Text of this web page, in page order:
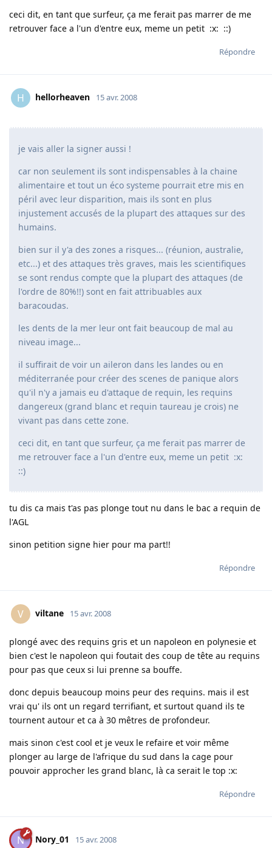
ceci dit, en tant que surfeur, ça me ferait pas marrer de me
retrouver face a l'un d'entre eux, meme un petit :x: ::)
Répondre
H hellorheaven 15 avr. 2008
je vais aller la signer aussi !
car non seulement ils sont indispensables à la chaine
alimentaire et tout un éco systeme pourrait etre mis en
péril avec leur disparition, mais ils sont en plus
injustement accusés de la plupart des attaques sur des
humains.
bien sur il y'a des zones a risques... (réunion, australie,
etc...) et des attaques très graves, mais les scientifiques
se sont rendus compte que la plupart des attaques (de
l'ordre de 80%!!) sont en fait attribuables aux
baracoudas.
les dents de la mer leur ont fait beaucoup de mal au
niveau image...
il suffirait de voir un aileron dans les landes ou en
méditerranée pour créer des scenes de panique alors
qu'il n'y a jamais eu d'attaque de requin, les requins
dangereux (grand blanc et requin taureau je crois) ne
vivant pas dans cette zone.
ceci dit, en tant que surfeur, ça me ferait pas marrer de
me retrouver face a l'un d'entre eux, meme un petit :x:
::)
tu dis ca mais t'as pas plonge tout nu dans le bac a requin de
l'AGL
sinon petition signe hier pour ma part!!
Répondre
V viltane 15 avr. 2008
plongé avec des requins gris et un napoleon en polynesie et
bien c'est le napoleon qui foutait des coup de tête au requins
pour pas que ceux si lui prenne sa bouffe.
donc depuis beaucoup moins peur des requins. mais il est
vrai qu' ils ont un regard terrifiant, et surtout quand ils te
tournent autour et ca à 30 mêtres de profondeur.
mais sinon c'est cool et je veux le refaire et voir même
plonger au large de l'afrique du sud dans la cage pour
pouvoir approcher les grand blanc, là ca serait le top :x:
Répondre
N Nory_01 15 avr. 2008